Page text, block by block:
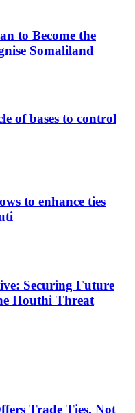
to Become the
Somaliland
of bases to control
to enhance ties
Securing Future
Houthi Threat
Trade Ties, Not